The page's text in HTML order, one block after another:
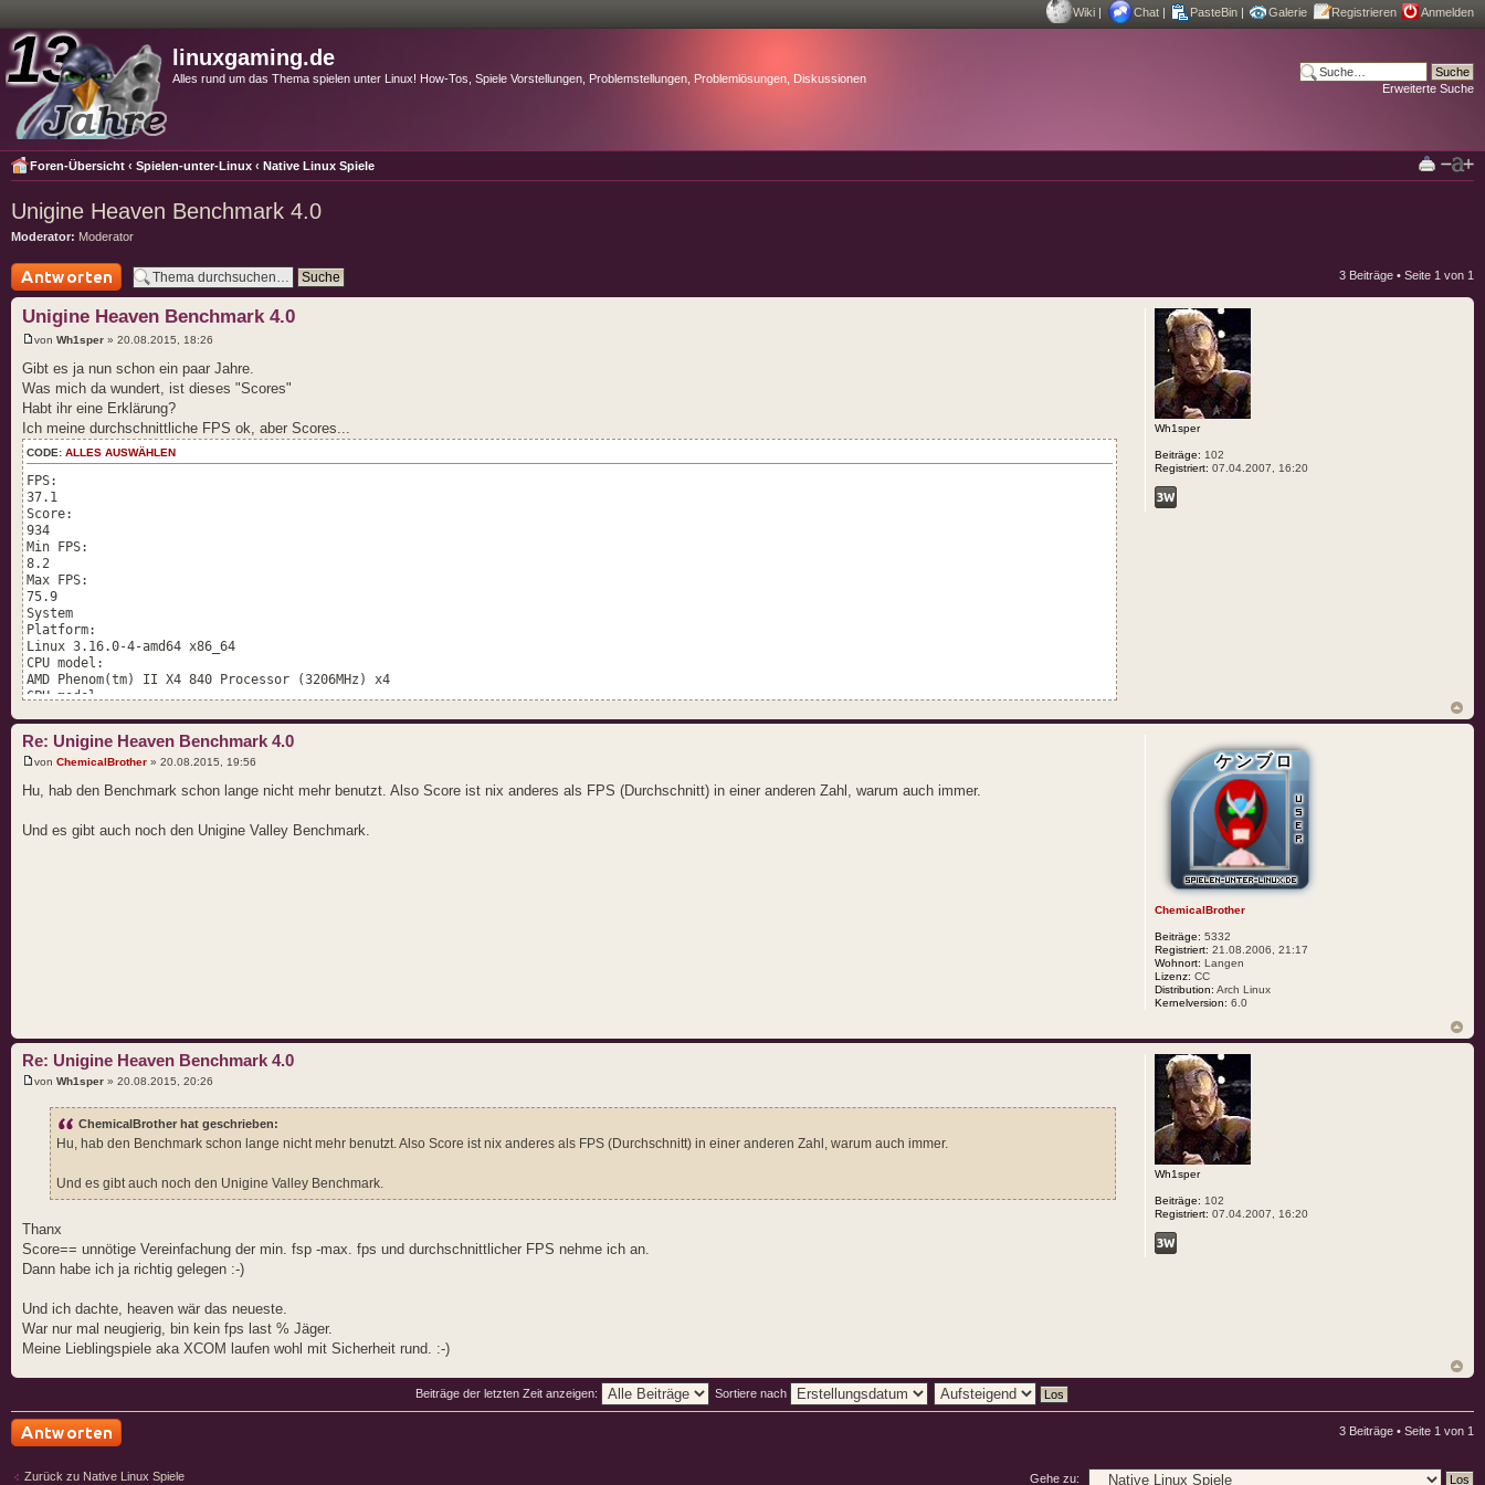
Wiki | Chat | PasteBin | Galerie Registrieren Anmelden
linuxgaming.de
Alles rund um das Thema spielen unter Linux! How-Tos, Spiele Vorstellungen, Problemstellungen, Problemlösungen, Diskussionen
Erweiterte Suche
Foren-Übersicht ‹ Spielen-unter-Linux ‹ Native Linux Spiele
Unigine Heaven Benchmark 4.0
Moderator: Moderator
Antwort schreiben
3 Beiträge • Seite 1 von 1
Unigine Heaven Benchmark 4.0
von Wh1sper » 20.08.2015, 18:26
Gibt es ja nun schon ein paar Jahre.
Was mich da wundert, ist dieses "Scores"
Habt ihr eine Erklärung?
Ich meine durchschnittliche FPS ok, aber Scores...
CODE: ALLES AUSWÄHLEN
FPS:
37.1
Score:
934
Min FPS:
8.2
Max FPS:
75.9
System
Platform:
Linux 3.16.0-4-amd64 x86_64
CPU model:
AMD Phenom(tm) II X4 840 Processor (3206MHz) x4
GPU model:
Settings
Render:
OpenGL
1920x1080 4xAA fullscreen
Custom
Wh1sper
Beiträge: 102
Registriert: 07.04.2007, 16:20
Re: Unigine Heaven Benchmark 4.0
von ChemicalBrother » 20.08.2015, 19:56
Hu, hab den Benchmark schon lange nicht mehr benutzt. Also Score ist nix anderes als FPS (Durchschnitt) in einer anderen Zahl, warum auch immer.
Und es gibt auch noch den Unigine Valley Benchmark.
ChemicalBrother
Beiträge: 5332
Registriert: 21.08.2006, 21:17
Wohnort: Langen
Lizenz: CC
Distribution: Arch Linux
Kernelversion: 6.0
Re: Unigine Heaven Benchmark 4.0
von Wh1sper » 20.08.2015, 20:26
ChemicalBrother hat geschrieben:
Hu, hab den Benchmark schon lange nicht mehr benutzt. Also Score ist nix anderes als FPS (Durchschnitt) in einer anderen Zahl, warum auch immer.
Und es gibt auch noch den Unigine Valley Benchmark.
Thanx
Score== unnötige Vereinfachung der min. fsp -max. fps und durchschnittlicher FPS nehme ich an.
Dann habe ich ja richtig gelegen :-)
Und ich dachte, heaven wär das neueste.
War nur mal neugierig, bin kein fps last % Jäger.
Meine Lieblingspiele aka XCOM laufen wohl mit Sicherheit rund. :-)
Wh1sper
Beiträge: 102
Registriert: 07.04.2007, 16:20
Beiträge der letzten Zeit anzeigen: Sortiere nach
3 Beiträge • Seite 1 von 1
Zurück zu Native Linux Spiele Gehe zu: